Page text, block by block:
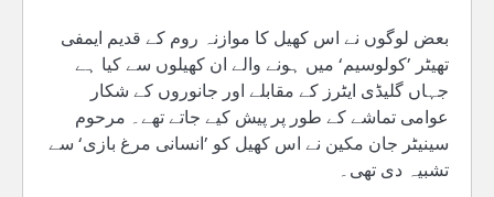
بعض لوگوں نے اس کھیل کا موازنہ روم کے قدیم ایمفی
تھیٹر ’کولوسیم‘ میں ہونے والے ان کھیلوں سے کیا ہے
جہاں گلیڈی ایٹرز کے مقابلے اور جانوروں کے شکار
عوامی تماشے کے طور پر پیش کیے جاتے تھے۔ مرحوم
سینیٹر جان مکین نے اس کھیل کو ’انسانی مرغ بازی‘ سے
تشبیہ دی تھی۔